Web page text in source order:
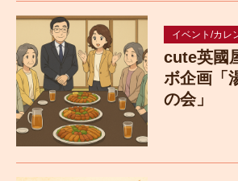
イベント/カレ
cute英國
ボ企画「
の会」